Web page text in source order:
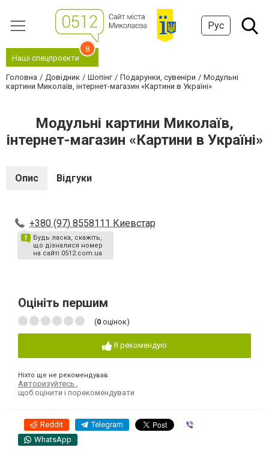
Рус
Наші спецпроєкти
8
Головна Довідник Шопінг Подарунки, сувеніри
Модульні
картини Миколаїв, інтернет-магазин «Картини в Україні»
Модульні картини Миколаїв,
інтернет-магазин «Картини в Україні»
Опис Відгуки
+380 (97) 8558111 Киевстар
Будь ласка, скажіть,
що дізналися номер
на сайті 0512.com.ua
Оцініть першим
(0 оцінок)
Я рекомендую
Ніхто ще не рекомендував
Авторизуйтесь
щоб оцінити і порекомендувати
Reddit Telegram
WhatsApp